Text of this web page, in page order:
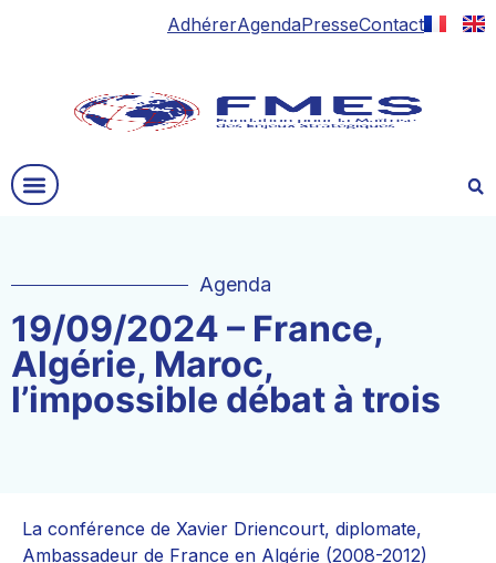
AdhérerAgendaPresseContact
Agenda
19/09/2024 – France,
Algérie, Maroc,
l’impossible débat à trois
La conférence de Xavier Driencourt, diplomate,
Ambassadeur de France en Algérie (2008-2012)